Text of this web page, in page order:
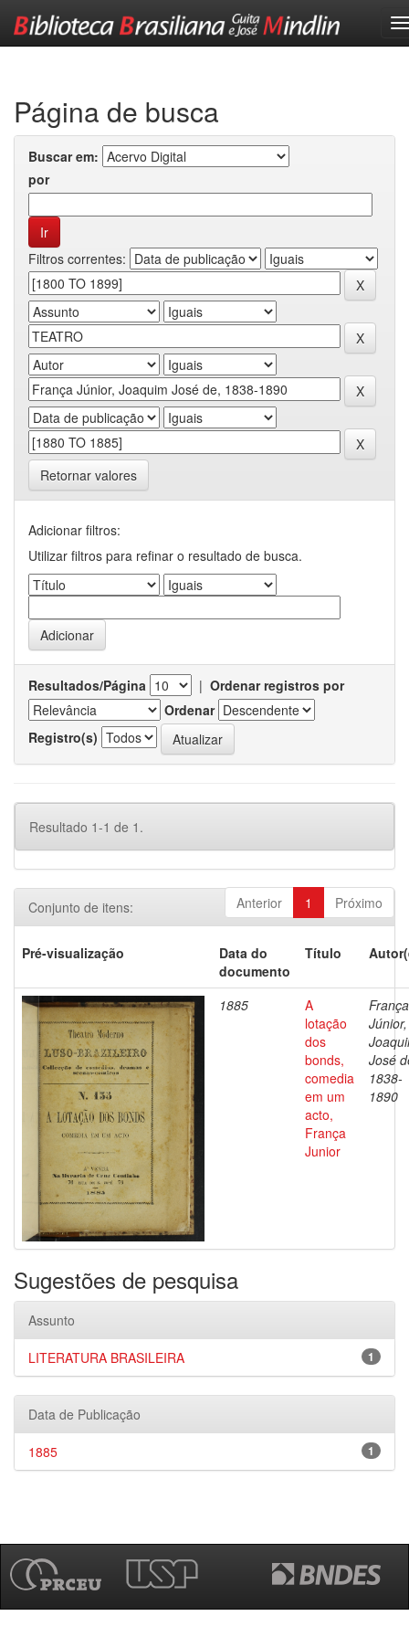
Página de busca
Buscar em:
por
Filtros correntes:
Retornar valores
Adicionar filtros:
Utilizar filtros para refinar o resultado de busca.
Resultados/Página | Ordenar registros por
Ordenar
Registro(s)
Resultado 1-1 de 1.
Anterior 1 Próximo
Conjunto de itens:
Pré-visualização
Data do
documento
Título
1885
A
lotação
dos
bonds,
comedia
em um
acto,
França
Junior
França
Júnior,
José
1838-
1890
Sugestões de pesquisa
Assunto
1
LITERATURA BRASILEIRA
Data de Publicação
1
1885